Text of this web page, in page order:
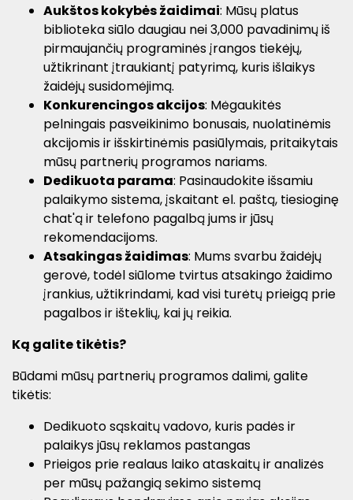
Aukštos kokybės žaidimai: Mūsų platus
biblioteka siūlo daugiau nei 3,000 pavadinimų iš
pirmaujančių programinės įrangos tiekėjų,
užtikrinant įtraukiantį patyrimą, kuris išlaikys
žaidėjų susidomėjimą.
Konkurencingos akcijos: Mėgaukitės
pelningais pasveikinimo bonusais, nuolatinėmis
akcijomis ir išskirtinėmis pasiūlymais, pritaikytais
mūsų partnerių programos nariams.
Dedikuota parama: Pasinaudokite išsamiu
palaikymo sistema, įskaitant el. paštą, tiesioginę
chat'ą ir telefono pagalbą jums ir jūsų
rekomendacijoms.
Atsakingas žaidimas: Mums svarbu žaidėjų
gerovė, todėl siūlome tvirtus atsakingo žaidimo
įrankius, užtikrindami, kad visi turėtų prieigą prie
pagalbos ir išteklių, kai jų reikia.
Ką galite tikėtis?
Būdami mūsų partnerių programos dalimi, galite
tikėtis:
Dedikuoto sąskaitų vadovo, kuris padės ir
palaikys jūsų reklamos pastangas
Prieigos prie realaus laiko ataskaitų ir analizės
per mūsų pažangią sekimo sistemą